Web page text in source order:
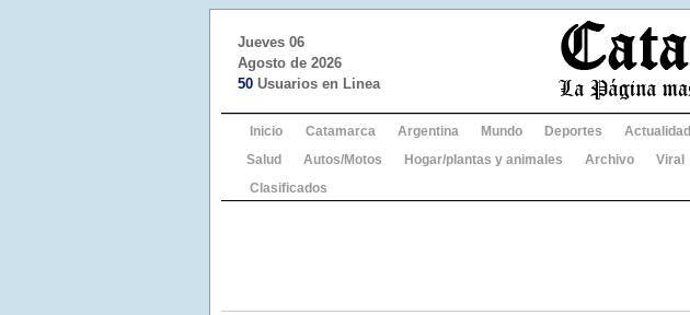
Jueves 06
Agosto de 2026
50 Usuarios en Linea
Inicio Catamarca Argentina Mundo Deportes Actualidad
Salud
Autos/Motos Hogar/plantas y animales Archivo Viral
Clasificados